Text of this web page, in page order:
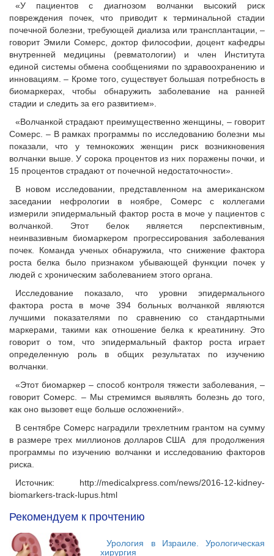
«У пациентов с диагнозом волчанки высокий риск
повреждения почек, что приводит к терминальной стадии
почечной болезни, требующей диализа или трансплантации, –
говорит Эмили Сомерс, доктор философии, доцент кафедры
внутренней медицины (ревматологии) и член Института
единой системы обмена сообщениями по здравоохранению и
инновациям. – Кроме того, существует большая потребность в
биомаркерах, чтобы обнаружить заболевание на ранней
стадии и следить за его развитием».
«Волчанкой страдают преимущественно женщины, – говорит
Сомерс. – В рамках программы по исследованию болезни мы
показали, что у темнокожих женщин риск возникновения
волчанки выше. У сорока процентов из них поражены почки, и
15 процентов страдают от почечной недостаточности».
В новом исследовании, представленном на американском
заседании нефрологии в ноябре, Сомерс с коллегами
измерили эпидермальный фактор роста в моче у пациентов с
волчанкой. Этот белок является перспективным,
неинвазивным биомаркером прогрессирования заболевания
почек. Команда ученых обнаружила, что снижение фактора
роста белка было признаком убывающей функции почек у
людей с хроническим заболеванием этого органа.
Исследование показало, что уровни эпидермального
фактора роста в моче 394 больных волчанкой являются
лучшими показателями по сравнению со стандартными
маркерами, такими как отношение белка к креатинину. Это
говорит о том, что эпидермальный фактор роста играет
определенную роль в общих результатах по изучению
волчанки.
«Этот биомаркер – способ контроля тяжести заболевания, –
говорит Сомерс. – Мы стремимся выявлять болезнь до того,
как оно вызовет еще больше осложнений».
В сентябре Сомерс наградили трехлетним грантом на сумму
в размере трех миллионов долларов США для продолжения
программы по изучению волчанки и исследованию факторов
риска.
Источник: http://medicalxpress.com/news/2016-12-kidney-
biomarkers-track-lupus.html
Рекомендуем к прочтению
Урология в Израиле. Урологическая
хирургия